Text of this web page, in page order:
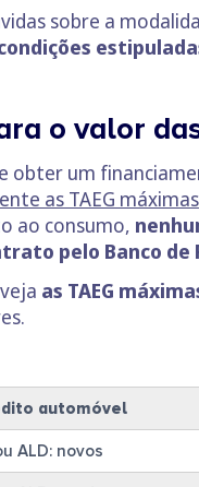
sobre a
o valor
obter um
as TAEG máximas
ao consumo,
pelo Banco de
as TAEG
automóvel
ALD: novos